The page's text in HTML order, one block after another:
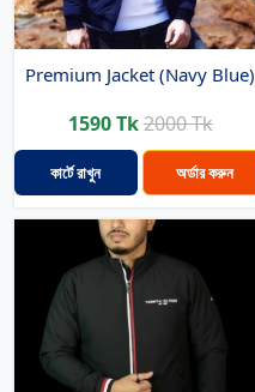
Premium Jacket (Navy Blue)
1590 Tk2000 Tk
কার্টে রাখুন অর্ডার করুন